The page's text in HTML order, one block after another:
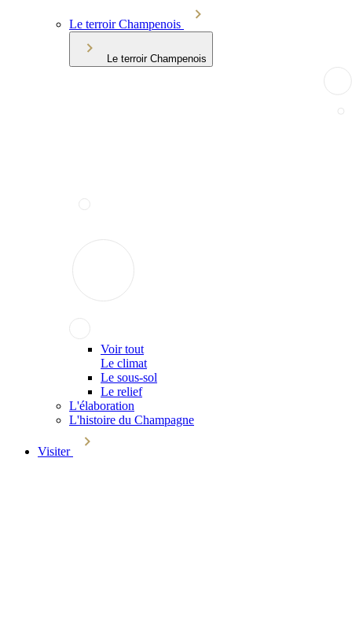
Le terroir Champenois
Le terroir Champenois
Voir tout
Le climat
Le sous-sol
Le relief
L'élaboration
L'histoire du Champagne
Visiter